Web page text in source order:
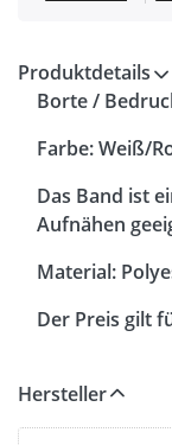
Produktdetails
Borte /
Farbe: Weiß/
Das Band ist
Aufnähen
Material:
Der Preis gilt
Hersteller